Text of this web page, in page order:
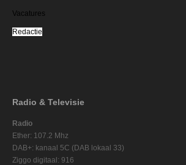
Vacatures
Redactie
Radio & Televisie
Radio
Ether: 107.2 Mhz
DAB+: kanaal 5C (DAB lokaal 33)
Ziggo digitaal: 916